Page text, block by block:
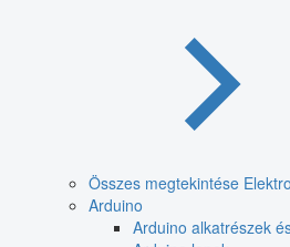
Összes megtekintése
Arduino
Arduino alkatrészek